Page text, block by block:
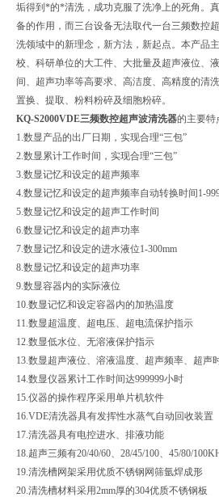
垢得到*的*清洗，成功克服了洗净上的死角。
备的作用，而三台设备无法取代一台三频数控
洗领域中的新理念，新方法，新起点。本产品
校、科研单位的大工件、大批量及超声液位、
间、超声功率等高要求、高洁度、高精度的清
置换、提取、粉料粉碎及细胞粉碎。
KQ-S2000VDE三频数控超声波清洗器的主要特
1.数显产品的出厂日期，实现合理“三包”
2.数显累计工作时间，实现合理“三包”
3.数显记忆和设定的超声频率
4.数显记忆和设定的超声频率自动转换时间1-
5.数显记忆和设定的超声工作时间
6.数显记忆和设定的超声功率
7.数显记忆和设定的进水液位1-300mm
8.数显记忆和设定的超声功率
9.数显容器内的实际液位
10.数显记忆和设定容器内的加热温度
11.数显超温度、超电压、超电流保护指示
12.数显低水位、无溶液保护指示
13.数显超声液位、溶液温度、超声频率、超声
14.数显仪器累计工作时间达999999小时
15.仪器的操作程序采用单片机软件
16.VDE清洗器具有发挥性水蒸气自动回收装置
17.清洗器具有电控进水、排液功能
18.超声三频有20/40/60、28/45/100、45/80/
19.清洗槽网架采用优质不锈钢网筛氩焊成形
20.清洗槽材料采用2mm厚的304优质不锈钢板